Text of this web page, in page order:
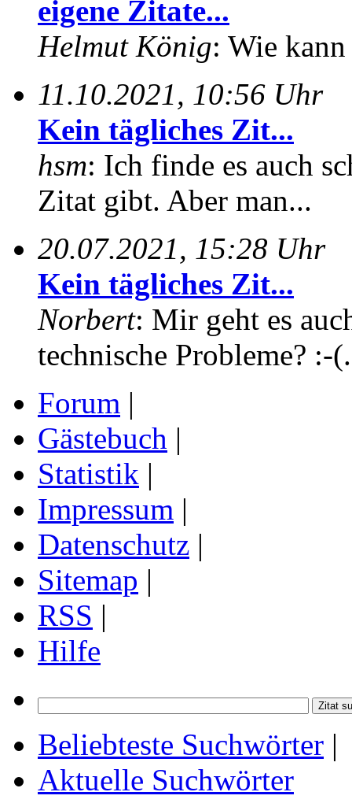
eigene Zitate...
Helmut König: Wie
11.10.2021, 10:56 Uhr
Kein tägliches Zit...
hsm: Ich finde es auch
Zitat gibt. Aber man...
20.07.2021, 15:28 Uhr
Kein tägliches Zit...
Norbert: Mir geht es
technische Probleme? :-
Forum |
Gästebuch |
Statistik |
Impressum |
Datenschutz |
Sitemap |
RSS |
Hilfe
Beliebteste Suchwörter |
Aktuelle Suchwörter